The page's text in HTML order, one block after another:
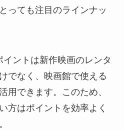
っても注目のラインナッ
ントは新作映画のレンタ
でなく、映画館で使える
用できます。このため、
方はポイントを効率よく